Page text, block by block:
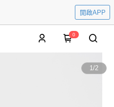
開啟APP
0
1/2